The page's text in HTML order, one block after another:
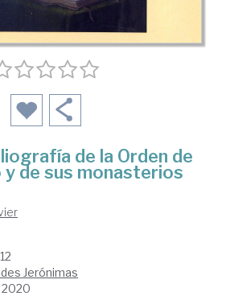
de la Orden de
y de sus monasterios
Jerónimas
2020